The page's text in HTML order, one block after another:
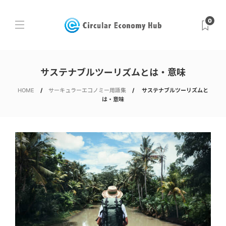
0
サステナブルツーリズムとは・意味
HOME サーキュラーエコノミー用語集
サステナブルツーリズムと
は・意味